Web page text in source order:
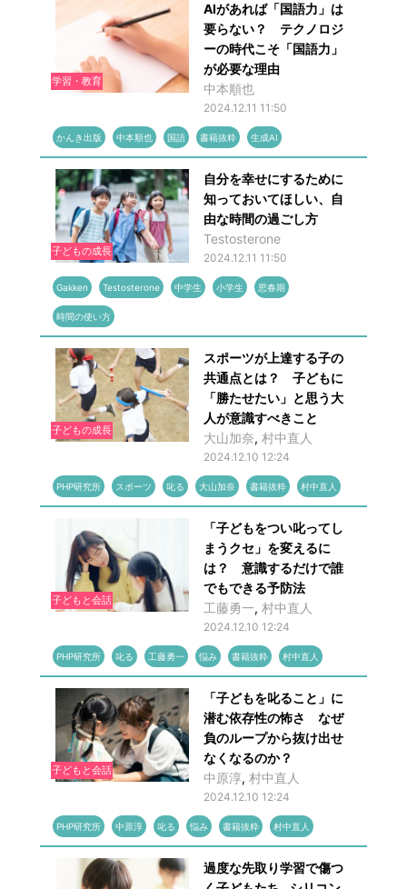
学習・教育
AIがあれば「国語力」は
要らない？ テクノロジ
ーの時代こそ「国語力」
が必要な理由
中本順也
2024.12.11 11:50
かんき出版 中本順也 国語 書籍抜粋 生成AI
子どもの成長
自分を幸せにするために
知っておいてほしい、自
由な時間の過ごし方
Testosterone
2024.12.11 11:50
Gakken Testosterone 中学生 小学生 思春期
時間の使い方
子どもの成長
スポーツが上達する子の
共通点とは？ 子どもに
「勝たせたい」と思う大
人が意識すべきこと
大山加奈, 村中直人
2024.12.10 12:24
PHP研究所 スポーツ 叱る 大山加奈 書籍抜粋 村中直人
子どもと会話
「子どもをつい叱ってし
まうクセ」を変えるに
は？ 意識するだけで誰
でもできる予防法
工藤勇一, 村中直人
2024.12.10 12:24
PHP研究所 叱る 工藤勇一 悩み 書籍抜粋 村中直人
子どもと会話
「子どもを叱ること」に
潜む依存性の怖さ なぜ
負のループから抜け出せ
なくなるのか？
中原淳, 村中直人
2024.12.10 12:24
PHP研究所 中原淳 叱る 悩み 書籍抜粋 村中直人
過度な先取り学習で傷つ